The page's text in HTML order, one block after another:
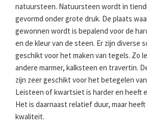
natuursteen. Natuursteen wordt in
gevormd onder grote druk. De plaats
gewonnen wordt is bepalend voor de
en de kleur van de steen. Er zijn diverse
geschikt voor het maken van tegels. Zo
andere marmer, kalksteen en travertin.
zijn zeer geschikt voor het betegelen
Leisteen of kwartsiet is harder en heeft
Het is daarnaast relatief duur, maar
kwaliteit.